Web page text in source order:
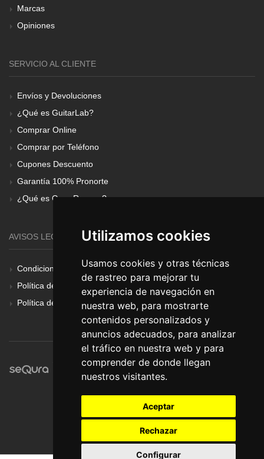
Utilizamos cookies
Usamos cookies y otras técnicas
de rastreo para mejorar tu
experiencia de navegación en
nuestra web, para mostrarte
contenidos personalizados y
anuncios adecuados, para analizar
el tráfico en nuestra web y para
comprender de donde llegan
nuestros visitantes.
Aceptar
Rechazar
Configurar
Marcas
Opiniones
SERVICIO AL CLIENTE
Envíos y Devoluciones
¿Qué es GuitarLab?
Comprar Online
Comprar por Teléfono
Cupones Descuento
Garantía 100% Pronorte
¿Qué es Gear Renove?
AVISOS LEGALES
Condiciones Generales
Política de Cookies
Política de Privacidad